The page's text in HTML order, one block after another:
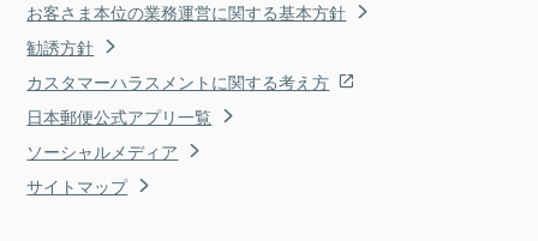
お客さま本位の業務運営に関する基本方針
勧誘方針
カスタマーハラスメントに関する考え方
日本郵便公式アプリ一覧
ソーシャルメディア
サイトマップ